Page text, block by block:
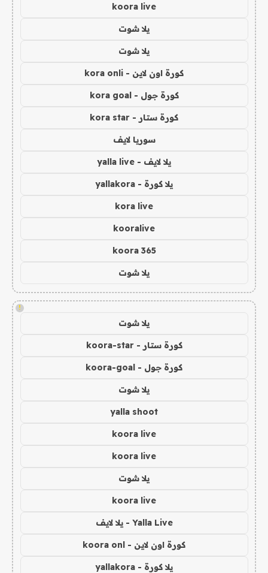
koora live
يلا شوت
يلا شوت
كورة اون لاين - kora onli
كورة جول - kora goal
كورة ستار - kora star
سوريا لايف
يلا لايف - yalla live
يلا كورة - yallakora
kora live
kooralive
koora 365
يلا شوت
!
يلا شوت
كورة ستار - koora-star
كورة جول - koora-goal
يلا شوت
yalla shoot
koora live
koora live
يلا شوت
koora live
Yalla Live - يلا لايف
كورة اون لاين - koora onl
يلا كورة - yallakora